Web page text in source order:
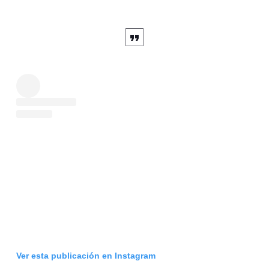
Ver esta publicación en Instagram